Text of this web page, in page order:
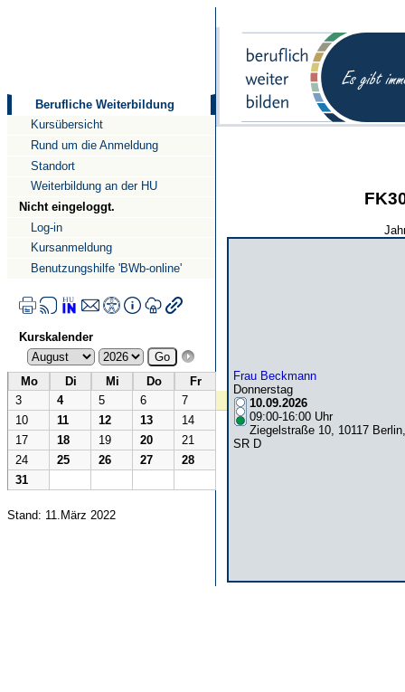
Berufliche Weiterbildung
Kursübersicht
Rund um die Anmeldung
Standort
Weiterbildung an der HU
Nicht eingeloggt.
Log-in
Kursanmeldung
Benutzungshilfe 'BWb-online'
Kurskalender
Mo Di Mi Do
Fr
3
4 5 6
7
10
11 12 13
14
17
18 19 20
21
24
25 26 27
28
31
Stand: 11.März 2022
Frau Beckmann
Donnerstag
10.09.2026
09:00-16:00 Uhr
Ziegelstraße 10, 10117 Berlin,
SR D